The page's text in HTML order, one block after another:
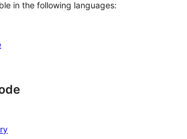
in the following languages: